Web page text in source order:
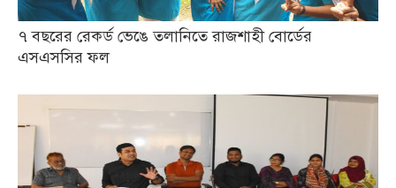
৭ বছরের রেকর্ড ভেঙে তলানিতে রাজশাহী বোর্ডের
এসএসসির ফল